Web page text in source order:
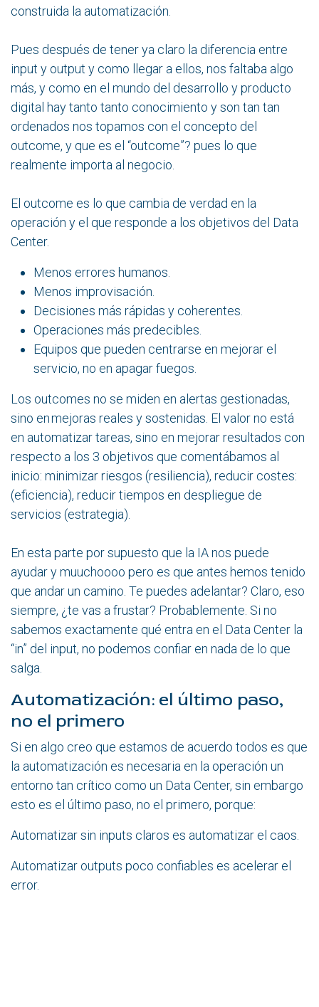
construida la automatización.
Pues después de tener ya claro la diferencia entre
input y output y como llegar a ellos, nos faltaba algo
más, y como en el mundo del desarrollo y producto
digital hay tanto tanto conocimiento y son tan tan
ordenados nos topamos con el concepto del
outcome, y que es el “outcome”? pues lo que
realmente importa al negocio.
El outcome es lo que cambia de verdad en la
operación y el que responde a los objetivos del Data
Center.
Menos errores humanos.
Menos improvisación.
Decisiones más rápidas y coherentes.
Operaciones más predecibles.
Equipos que pueden centrarse en mejorar el
servicio, no en apagar fuegos.
Los outcomes no se miden en alertas gestionadas,
sino en mejoras reales y sostenidas. El valor no está
en automatizar tareas, sino en mejorar resultados con
respecto a los 3 objetivos que comentábamos al
inicio: minimizar riesgos (resiliencia), reducir costes:
(eficiencia), reducir tiempos en despliegue de
servicios (estrategia).
En esta parte por supuesto que la IA nos puede
ayudar y muuchoooo pero es que antes hemos tenido
que andar un camino. Te puedes adelantar? Claro, eso
siempre, ¿te vas a frustar? Probablemente. Si no
sabemos exactamente qué entra en el Data Center la
“in” del input, no podemos confiar en nada de lo que
salga.
Automatización: el último paso,
no el primero
Si en algo creo que estamos de acuerdo todos es que
la automatización es necesaria en la operación un
entorno tan crítico como un Data Center, sin embargo
esto es el último paso, no el primero, porque:
Automatizar sin inputs claros es automatizar el caos.
Automatizar outputs poco confiables es acelerar el
error.